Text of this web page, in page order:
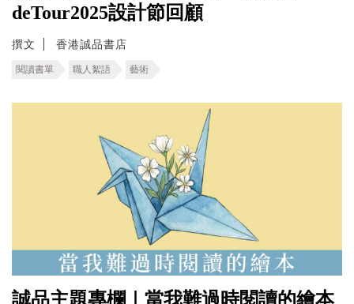
deTour2025設計節回顧
撰文 香港誠品書店
閱讀書單 職人絮語 藝術
誠品主題專欄｜當我難過時閱讀的繪本